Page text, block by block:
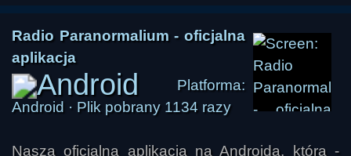
Radio Paranormalium - oficjalna
aplikacja
Platforma:
Android · Plik pobrany 1134 razy
Nasza oficjalna aplikacja na Androida, która -